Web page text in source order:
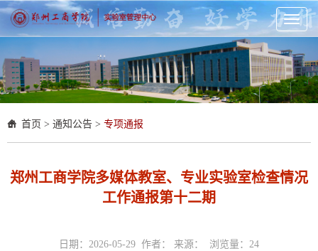
Toggle
首页 > 通知公告 > 专项通报
郑州工商学院多媒体教室、专业实验室检查情况
工作通报第十二期
日期：2026-05-29 作者： 来源： 浏览量： 24